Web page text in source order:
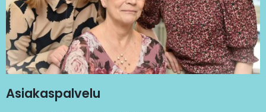
Asiakaspalvelu